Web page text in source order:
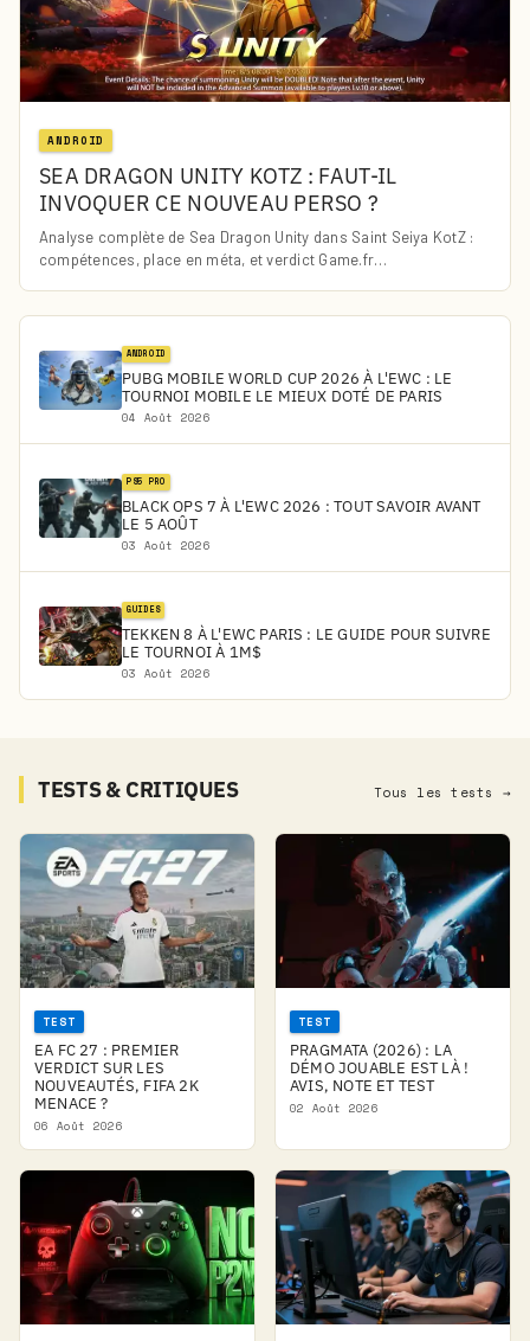
ANDROID
SEA DRAGON UNITY KOTZ : FAUT-IL
INVOQUER CE NOUVEAU PERSO ?
Analyse complète de Sea Dragon Unity dans Saint Seiya KotZ :
compétences, place en méta, et verdict Game.fr…
ANDROID
PUBG MOBILE WORLD CUP 2026 À L'EWC : LE
TOURNOI MOBILE LE MIEUX DOTÉ DE PARIS
04 Août 2026
PS5 PRO
BLACK OPS 7 À L'EWC 2026 : TOUT SAVOIR AVANT
LE 5 AOÛT
03 Août 2026
GUIDES
TEKKEN 8 À L'EWC PARIS : LE GUIDE POUR SUIVRE
LE TOURNOI À 1M$
03 Août 2026
TESTS & CRITIQUES Tous les tests →
TEST
EA FC 27 : PREMIER
VERDICT SUR LES
NOUVEAUTÉS, FIFA 2K
MENACE ?
06 Août 2026
TEST
PRAGMATA (2026) : LA
DÉMO JOUABLE EST LÀ !
AVIS, NOTE ET TEST
02 Août 2026